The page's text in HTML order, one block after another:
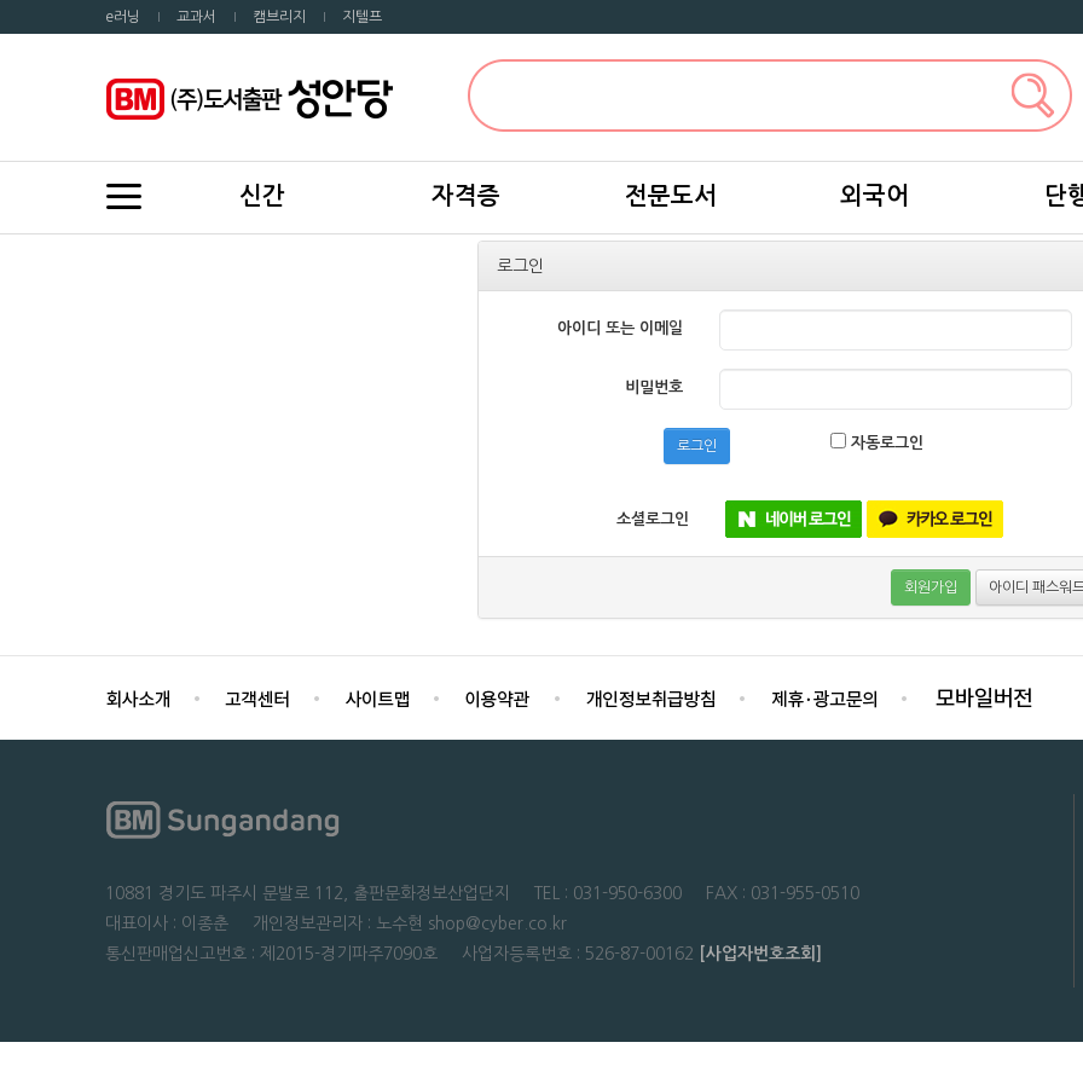
e러닝 교과서 캠브리지 지텔프
신간 자격증 전문도서 외국어 단
로그인
아이디 또는 이메일
비밀번호
로그인 자동로그인
소셜로그인
회원가입 아이디 패스워
10881 경기도 파주시 문발로 112, 출판문화정보산업단지 TEL : 031-950-6300 FAX : 031-955-0510
대표이사 : 이종춘 개인정보관리자 : 노수현 shop@cyber.co.kr
통신판매업신고번호 : 제2015-경기파주7090호 사업자등록번호 : 526-87-00162
[사업자번호조회]